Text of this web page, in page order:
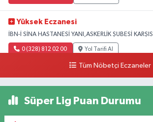
Yüksek Eczanesi
İBN-İ SİNA HASTANESİ YANI,ASKERLİK ŞUBESİ KARŞISI
0 (328) 812 02 00 Yol Tarifi Al
Tüm Nöbetçi Eczaneler
Süper Lig Puan Durumu